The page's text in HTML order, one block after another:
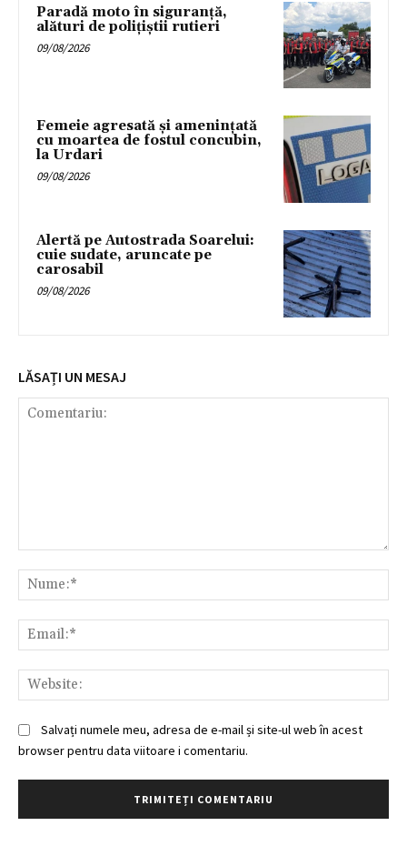
Paradă moto în siguranță,
alături de polițiștii rutieri
09/08/2026
Femeie agresată și amenințată
cu moartea de fostul concubin,
la Urdari
09/08/2026
Alertă pe Autostrada Soarelui:
cuie sudate, aruncate pe
carosabil
09/08/2026
LĂSAȚI UN MESAJ
Salvați numele meu, adresa de e-mail și site-ul web în acest
browser pentru data viitoare i comentariu.